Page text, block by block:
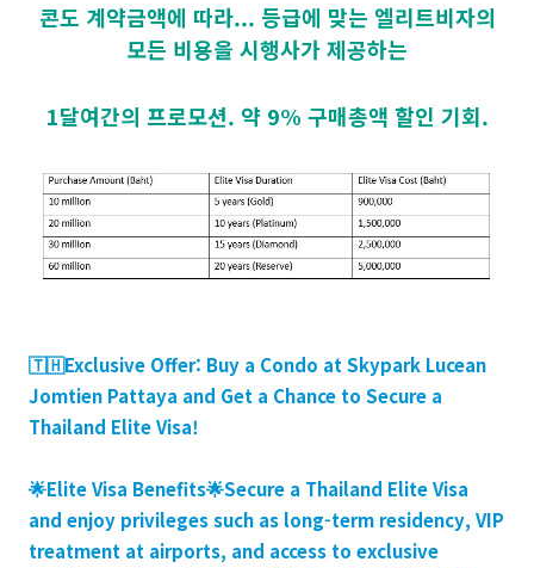
콘도 계약금액에 따라... 등급에 맞는 엘리트비자의
모든 비용을 시행사가 제공하는
1달여간의 프로모션. 약 9% 구매총액 할인 기회.
🇹🇭Exclusive Offer: Buy a Condo at Skypark Lucean
Jomtien Pattaya and Get a Chance to Secure a
Thailand Elite Visa!
🌟Elite Visa Benefits🌟Secure a Thailand Elite Visa
and enjoy privileges such as long-term residency, VIP
treatment at airports, and access to exclusive